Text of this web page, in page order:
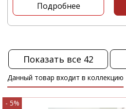
Подробнее
Показать все 42
Данный товар входит в коллекцию
- 5%